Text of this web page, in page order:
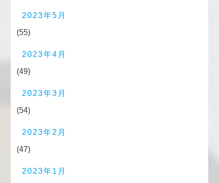
2023年5月
(55)
2023年4月
(49)
2023年3月
(54)
2023年2月
(47)
2023年1月